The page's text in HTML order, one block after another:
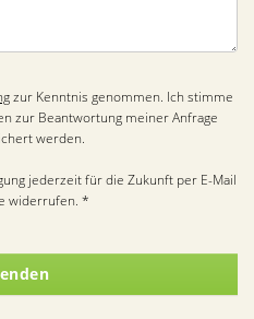
zur Kenntnis genommen. Ich stimme
zur Beantwortung meiner Anfrage
werden.
jederzeit für die Zukunft per E-Mail
widerrufen. *